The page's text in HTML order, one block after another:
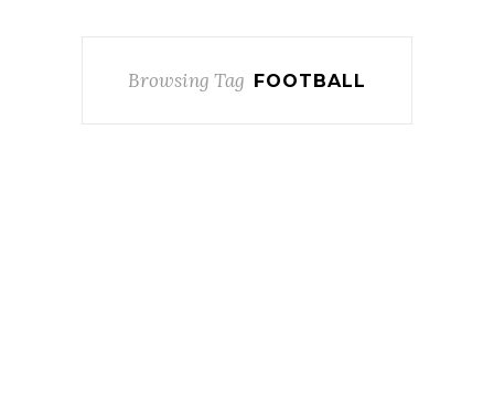
Browsing Tag FOOTBALL